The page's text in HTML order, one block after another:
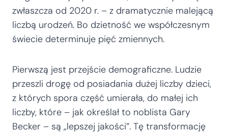
zwłaszcza od 2020 r. – z dramatycznie malejącą
liczbą urodzeń. Bo dzietność we współczesnym
świecie determinuje pięć zmiennych.
Pierwszą jest przejście demograficzne. Ludzie
przeszli drogę od posiadania dużej liczby dzieci,
z których spora część umierała, do małej ich
liczby, które – jak określał to noblista Gary
Becker – są „lepszej jakości”. Tę transformację